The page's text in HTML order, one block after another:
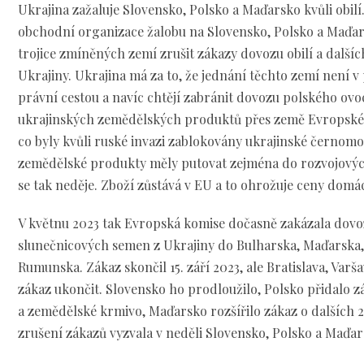
Ukrajina zažaluje Slovensko, Polsko a Maďarsko kvůli
obchodní organizace žalobu na Slovensko, Polsko a
trojice zmíněných zemí zrušit zákazy dovozu obilí a
Ukrajiny. Ukrajina má za to, že jednání těchto zemí není
právní cestou a navíc chtějí zabránit dovozu polského
ukrajinských zemědělských produktů přes země
co byly kvůli ruské invazi zablokovány ukrajinské
zemědělské produkty měly putovat zejména do
se tak neděje. Zboží zůstává v EU a to ohrožuje ceny
V květnu 2023 tak Evropská komise dočasně zakázala
slunečnicových semen z Ukrajiny do Bulharska,
Rumunska. Zákaz skončil 15. září 2023, ale Bratislava,
zákaz ukončit. Slovensko ho prodloužilo, Polsko přidalo
a zemědělské krmivo, Maďarsko rozšířilo zákaz o dalších
zrušení zákazů vyzvala v neděli Slovensko, Polsko a